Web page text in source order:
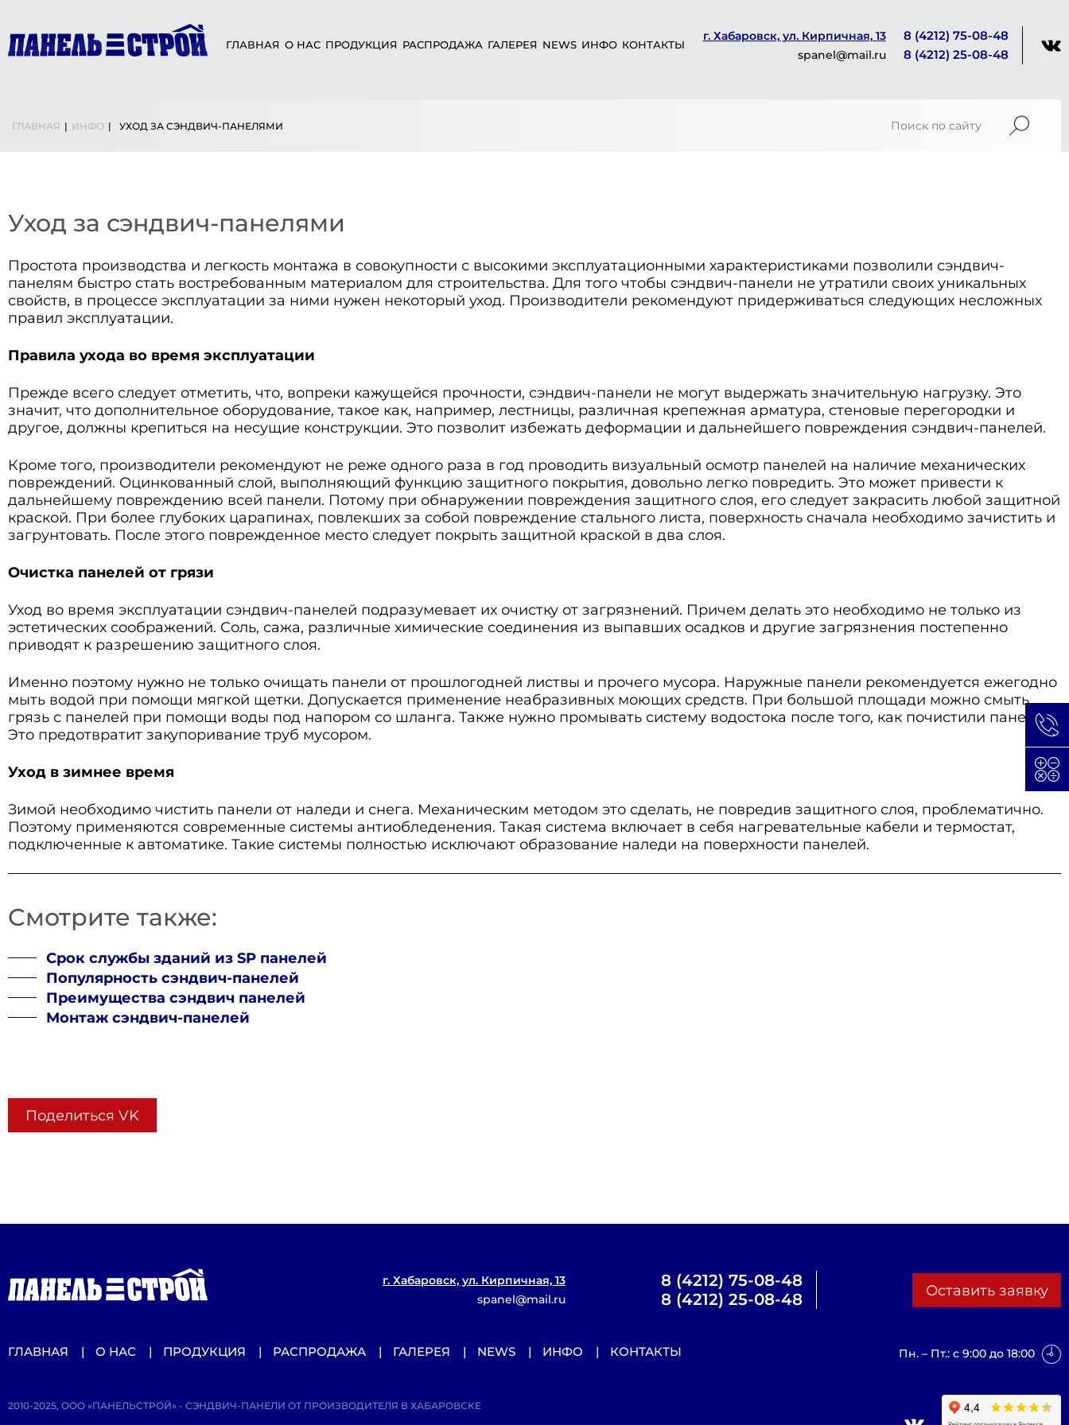
ГЛАВНАЯ О НАС ПРОДУКЦИЯ РАСПРОДАЖА ГАЛЕРЕЯ NEWS ИНФО КОНТАКТЫ
г. Хабаровск, ул. Кирпичная, 13
spanel@mail.ru
8 (4212) 75-08-48
8 (4212) 25-08-48
ГЛАВНАЯ | ИНФО | УХОД ЗА СЭНДВИЧ-ПАНЕЛЯМИ
Уход за сэндвич-панелями
Простота производства и легкость монтажа в совокупности с высокими эксплуатационными характеристиками позволили сэндвич-
панелям быстро стать востребованным материалом для строительства. Для того чтобы сэндвич-панели не утратили своих уникальных
свойств, в процессе эксплуатации за ними нужен некоторый уход. Производители рекомендуют придерживаться следующих несложных
правил эксплуатации.
Правила ухода во время эксплуатации
Прежде всего следует отметить, что, вопреки кажущейся прочности, сэндвич-панели не могут выдержать значительную нагрузку. Это
значит, что дополнительное оборудование, такое как, например, лестницы, различная крепежная арматура, стеновые перегородки и
другое, должны крепиться на несущие конструкции. Это позволит избежать деформации и дальнейшего повреждения сэндвич-панелей.
Кроме того, производители рекомендуют не реже одного раза в год проводить визуальный осмотр панелей на наличие механических
повреждений. Оцинкованный слой, выполняющий функцию защитного покрытия, довольно легко повредить. Это может привести к
дальнейшему повреждению всей панели. Потому при обнаружении повреждения защитного слоя, его следует закрасить любой защитной
краской. При более глубоких царапинах, повлекших за собой повреждение стального листа, поверхность сначала необходимо зачистить и
загрунтовать. После этого поврежденное место следует покрыть защитной краской в два слоя.
Очистка панелей от грязи
Уход во время эксплуатации сэндвич-панелей подразумевает их очистку от загрязнений. Причем делать это необходимо не только из
эстетических соображений. Соль, сажа, различные химические соединения из выпавших осадков и другие загрязнения постепенно
приводят к разрешению защитного слоя.
Именно поэтому нужно не только очищать панели от прошлогодней листвы и прочего мусора. Наружные панели рекомендуется ежегодно
мыть водой при помощи мягкой щетки. Допускается применение неабразивных моющих средств. При большой площади можно смыть
грязь с панелей при помощи воды под напором со шланга. Также нужно промывать систему водостока после того, как почистили панели.
Это предотвратит закупоривание труб мусором.
Уход в зимнее время
Зимой необходимо чистить панели от наледи и снега. Механическим методом это сделать, не повредив защитного слоя, проблематично.
Поэтому применяются современные системы антиобледенения. Такая система включает в себя нагревательные кабели и термостат,
подключенные к автоматике. Такие системы полностью исключают образование наледи на поверхности панелей.
Смотрите также:
Срок службы зданий из SP панелей
Популярность сэндвич-панелей
Преимущества сэндвич панелей
Монтаж сэндвич-панелей
Поделиться VK
г. Хабаровск, ул. Кирпичная, 13
spanel@mail.ru
8 (4212) 75-08-48
8 (4212) 25-08-48
Оставить заявку
ГЛАВНАЯ О НАС ПРОДУКЦИЯ РАСПРОДАЖА ГАЛЕРЕЯ NEWS ИНФО КОНТАКТЫ Пн. – Пт.: с 9:00 до 18:00
2010-2025, ООО «ПАНЕЛЬСТРОЙ» - СЭНДВИЧ-ПАНЕЛИ ОТ ПРОИЗВОДИТЕЛЯ В ХАБАРОВСКЕ